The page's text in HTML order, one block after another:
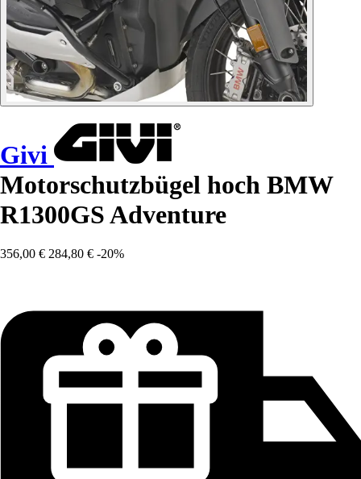
Givi
Motorschutzbügel hoch BMW
R1300GS Adventure
356,00 € 284,80 € -20%